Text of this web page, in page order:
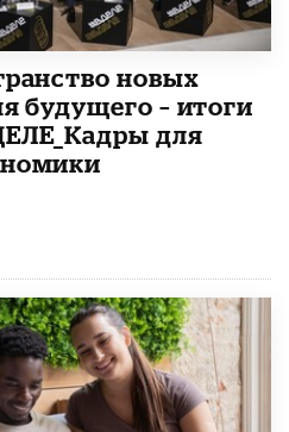
новых
будущего – итоги
для